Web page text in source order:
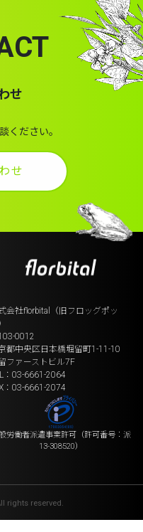
せ
ください。
せ
会社florbital（旧フロッグポッ
0012
都中央区日本橋堀留町1-11-10
ファーストビル7F
：03-6661-2064
：03-6661-2074
労働者派遣事業許可 （許可番号：派
13-308520）
rights reserved.